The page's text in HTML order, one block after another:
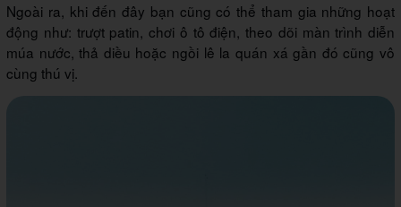
Ngoài ra, khi đến đây bạn cũng có thể tham gia những hoạt
động như: trượt patin, chơi ô tô điện, theo dõi màn trình diễn
múa nước, thả diều hoặc ngồi lê la quán xá gần đó cũng vô
cùng thú vị.